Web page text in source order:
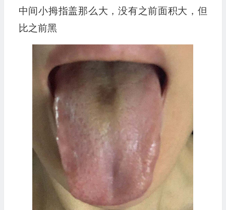
中间小拇指盖那么大，没有之前面积大，但
比之前黑